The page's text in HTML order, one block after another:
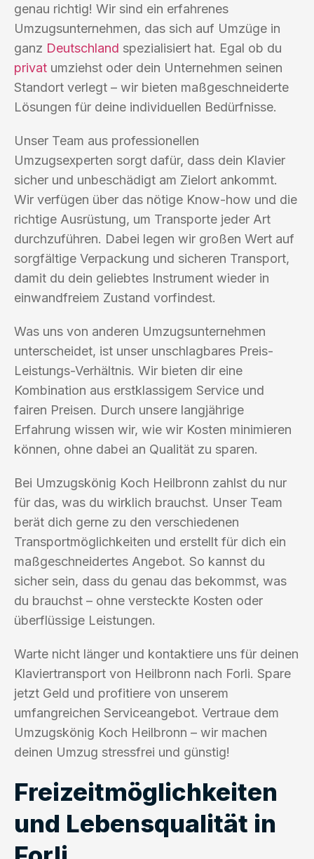
genau richtig! Wir sind ein erfahrenes
Umzugsunternehmen, das sich auf Umzüge in
ganz Deutschland spezialisiert hat. Egal ob du
privat umziehst oder dein Unternehmen seinen
Standort verlegt – wir bieten maßgeschneiderte
Lösungen für deine individuellen Bedürfnisse.
Unser Team aus professionellen
Umzugsexperten sorgt dafür, dass dein Klavier
sicher und unbeschädigt am Zielort ankommt.
Wir verfügen über das nötige Know-how und die
richtige Ausrüstung, um Transporte jeder Art
durchzuführen. Dabei legen wir großen Wert auf
sorgfältige Verpackung und sicheren Transport,
damit du dein geliebtes Instrument wieder in
einwandfreiem Zustand vorfindest.
Was uns von anderen Umzugsunternehmen
unterscheidet, ist unser unschlagbares Preis-
Leistungs-Verhältnis. Wir bieten dir eine
Kombination aus erstklassigem Service und
fairen Preisen. Durch unsere langjährige
Erfahrung wissen wir, wie wir Kosten minimieren
können, ohne dabei an Qualität zu sparen.
Bei Umzugskönig Koch Heilbronn zahlst du nur
für das, was du wirklich brauchst. Unser Team
berät dich gerne zu den verschiedenen
Transportmöglichkeiten und erstellt für dich ein
maßgeschneidertes Angebot. So kannst du
sicher sein, dass du genau das bekommst, was
du brauchst – ohne versteckte Kosten oder
überflüssige Leistungen.
Warte nicht länger und kontaktiere uns für deinen
Klaviertransport von Heilbronn nach Forli. Spare
jetzt Geld und profitiere von unserem
umfangreichen Serviceangebot. Vertraue dem
Umzugskönig Koch Heilbronn – wir machen
deinen Umzug stressfrei und günstig!
Freizeitmöglichkeiten
und Lebensqualität in